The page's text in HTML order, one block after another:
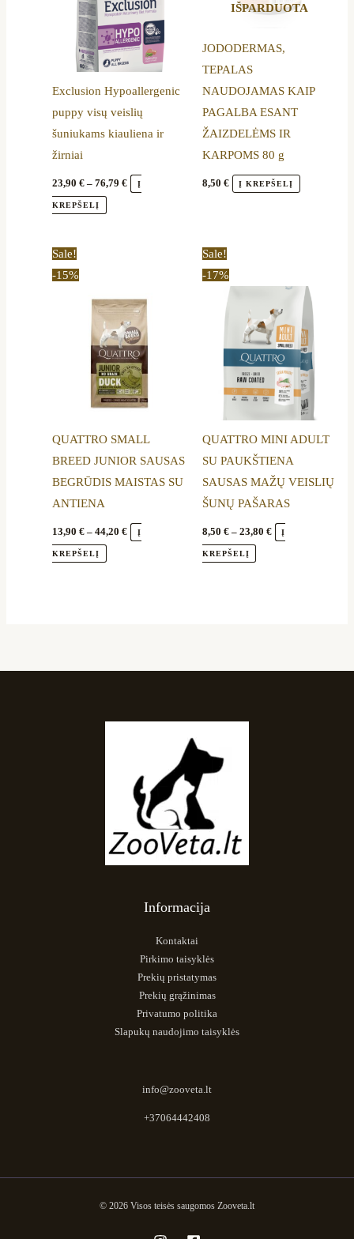
Exclusion Hypoallergenic
puppy visų veislių
šuniukams kiauliena ir
žirniai
23,90€ – 76,79€ Į
KREPŠELĮ
The
options
may
be
chosen
on
the
page
IŠPARDUOTA
JODODERMAS,
TEPALAS
NAUDOJAMAS KAIP
PAGALBA ESANT
ŽAIZDELĖMS IR
KARPOMS 80 g
8,50 € Į KREPŠELĮ
Sale!
-15%
QUATTRO SMALL
BREED JUNIOR SAUSAS
BEGRŪDIS MAISTAS SU
ANTIENA
13,90€ – 44,20€
44,20 €
Į
KREPŠELĮ
multiple
variants.
The
options
may
chosen
on
the
page
Sale!
-17%
QUATTRO MINI ADULT
SU PAUKŠTIENA
SAUSAS MAŽŲ VEISLIŲ
ŠUNŲ PAŠARAS
8,50 € – 23,80 €
through
Į
KREPŠELĮ
multiple
variants.
The
options
may
be
chosen
on
the
product
page
Informacija
Kontaktai
Pirkimo taisyklės
Prekių pristatymas
Prekių grąžinimas
Privatumo politika
Slapukų naudojimo taisyklės
info@zooveta.lt
+37064442408
© 2026 Visos teisės saugomos Zooveta.lt